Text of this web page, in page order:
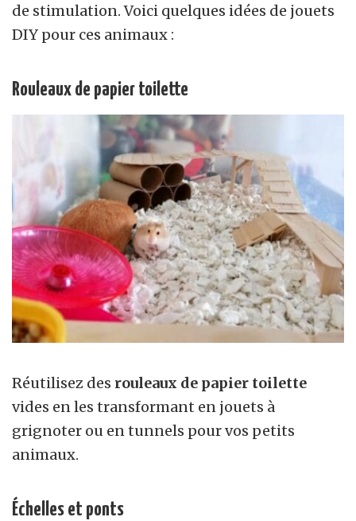
de stimulation. Voici quelques idées de jouets
DIY pour ces animaux :
Rouleaux de papier toilette
Réutilisez des rouleaux de papier toilette
vides en les transformant en jouets à
grignoter ou en tunnels pour vos petits
animaux.
Échelles et ponts